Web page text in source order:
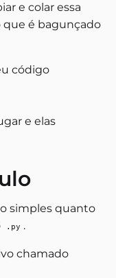
e colar essa
é bagunçado
código
e elas
simples quanto
.py .
chamado